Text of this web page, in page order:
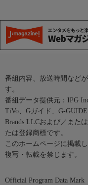
番組内容、放送時間など
す。
番組データ提供元：IPG
TiVo、Gガイド、G-
Brands LLCおよび／また
たは登録商標です。
このホームページに掲載
複写・転載を禁じます。
Official Program Data Mark